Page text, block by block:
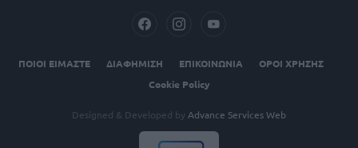
ΠΟΙΟΙ ΕΙΜΑΣΤΕ ΔΙΑΦΗΜΙΣΗ ΕΠΙΚΟΙΝΩΝΙΑ
ΟΡΟΙ ΧΡΗΣΗΣ
Cookie Policy
Designed & Developed by Advance Services Web